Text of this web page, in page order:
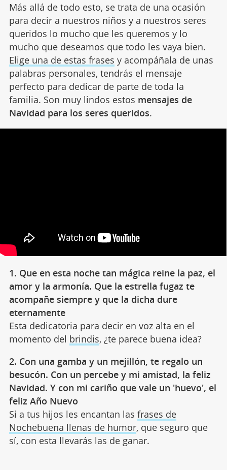
Más allá de todo esto, se trata de una ocasión
para decir a nuestros niños y a nuestros seres
queridos lo mucho que les queremos y lo
mucho que deseamos que todo les vaya bien.
Elige una de estas frases y acompáñala de unas
palabras personales, tendrás el mensaje
perfecto para dedicar de parte de toda la
familia. Son muy lindos estos mensajes de
Navidad para los seres queridos.
1. Que en esta noche tan mágica reine la paz, el
amor y la armonía. Que la estrella fugaz te
acompañe siempre y que la dicha dure
eternamente
Esta dedicatoria para decir en voz alta en el
momento del brindis, ¿te parece buena idea?
2. Con una gamba y un mejillón, te regalo un
besucón. Con un percebe y mi amistad, la feliz
Navidad. Y con mi cariño que vale un 'huevo', el
feliz Año Nuevo
Si a tus hijos les encantan las frases de
Nochebuena llenas de humor, que seguro que
sí, con esta llevarás las de ganar.